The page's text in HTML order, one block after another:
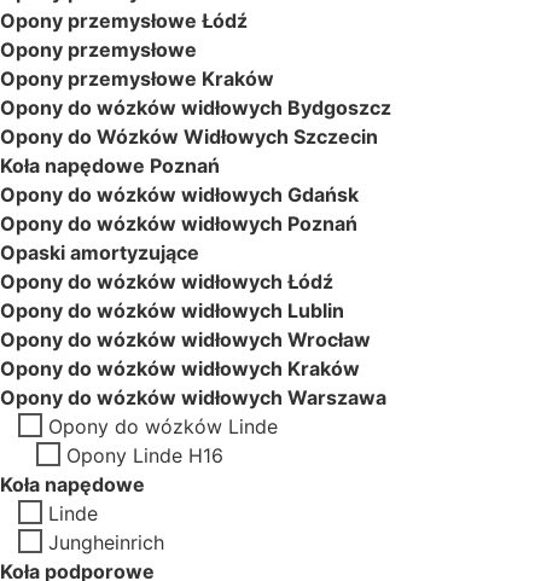
Opony przemysłowe Łódź
Opony przemysłowe
Opony przemysłowe Kraków
Opony do wózków widłowych Bydgoszcz
Opony do Wózków Widłowych Szczecin
Koła napędowe Poznań
Opony do wózków widłowych Gdańsk
Opony do wózków widłowych Poznań
Opaski amortyzujące
Opony do wózków widłowych Łódź
Opony do wózków widłowych Lublin
Opony do wózków widłowych Wrocław
Opony do wózków widłowych Kraków
Opony do wózków widłowych Warszawa
Opony do wózków Linde
Opony Linde H16
Koła napędowe
Linde
Jungheinrich
Koła podporowe